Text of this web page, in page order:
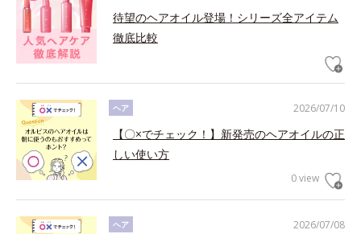
待望のヘアオイル登場！シリーズ全アイテム
徹底比較
2026/07/10
ヘア
【〇×でチェック！】新発売のヘアオイルの正
しい使い方
0 view
2026/07/08
ヘア